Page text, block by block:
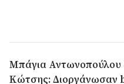
Μπάγια Αντωνοπούλου
Κώτσης: Διοργάνωσαν